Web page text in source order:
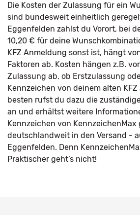
Die Kosten der Zulassung für ein
sind bundesweit einheitlich
Eggenfelden zahlst du Vorort, bei
10,20 € für deine
KFZ Anmeldung sonst ist, hängt
Faktoren ab. Kosten hängen z.B.
Zulassung ab, ob Erstzulassung
Kennzeichen von deinem alten
besten rufst du dazu die
an und erhältst weitere
Kennzeichen von KennzeichenMax
deutschlandweit in den Versand -
Eggenfelden. Denn
Praktischer geht’s nicht!